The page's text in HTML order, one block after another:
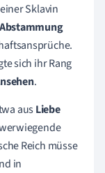
einer Sklavin
sich ihr Rang
.
ausLiebe
Reich müsse
in